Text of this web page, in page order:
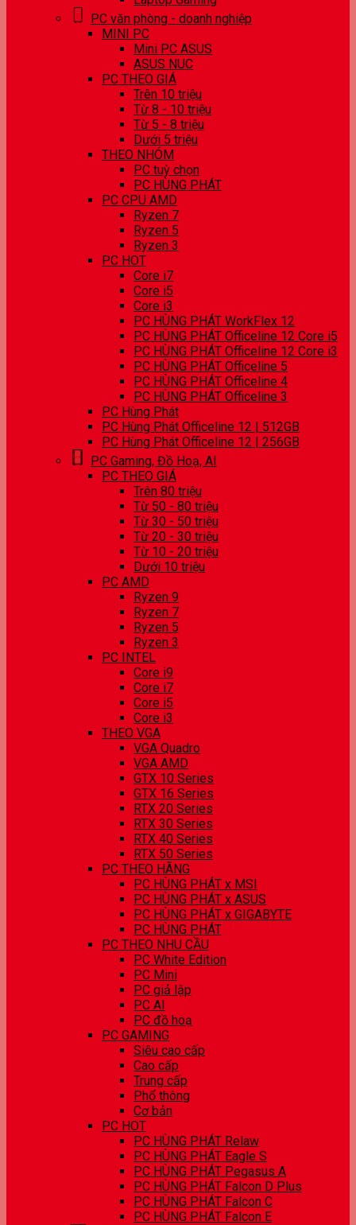
PC văn phòng - doanh nghiệp
MINI PC
Mini PC ASUS
ASUS NUC
PC THEO GIÁ
Trên 10 triệu
Từ 8 - 10 triệu
Từ 5 - 8 triệu
Dưới 5 triệu
THEO NHÓM
PC tuỳ chọn
PC HÙNG PHÁT
PC CPU AMD
Ryzen 7
Ryzen 5
Ryzen 3
PC HOT
Core i7
Core i5
Core i3
PC HÙNG PHÁT WorkFlex 12
PC HÙNG PHÁT Officeline 12 Core i5
PC HÙNG PHÁT Officeline 12 Core i3
PC HÙNG PHÁT Officeline 5
PC HÙNG PHÁT Officeline 4
PC HÙNG PHÁT Officeline 3
PC Hùng Phát
PC Hùng Phát Officeline 12 | 512GB
PC Hùng Phát Officeline 12 | 256GB
PC Gaming, Đồ Hoạ, AI
PC THEO GIÁ
Trên 80 triệu
Từ 50 - 80 triệu
Từ 30 - 50 triệu
Từ 20 - 30 triệu
Từ 10 - 20 triệu
Dưới 10 triệu
PC AMD
Ryzen 9
Ryzen 7
Ryzen 5
Ryzen 3
PC INTEL
Core i9
Core i7
Core i5
Core i3
THEO VGA
VGA Quadro
VGA AMD
GTX 10 Series
GTX 16 Series
RTX 20 Series
RTX 30 Series
RTX 40 Series
RTX 50 Series
PC THEO HÃNG
PC HÙNG PHÁT x MSI
PC HÙNG PHÁT x ASUS
PC HÙNG PHÁT x GIGABYTE
PC HÙNG PHÁT
PC THEO NHU CẦU
PC White Edition
PC Mini
PC giả lập
PC AI
PC đồ hoạ
PC GAMING
Siêu cao cấp
Cao cấp
Trung cấp
Phổ thông
Cơ bản
PC HOT
PC HÙNG PHÁT Relaw
PC HÙNG PHÁT Eagle S
PC HÙNG PHÁT Pegasus A
PC HÙNG PHÁT Falcon D Plus
PC HÙNG PHÁT Falcon C
PC HÙNG PHÁT Falcon E